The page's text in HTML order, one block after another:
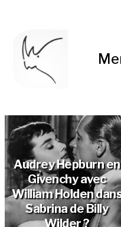
Audrey Hepburn en
Givenchy avec
William Holden
Sabrina de Billy
Wilder ?